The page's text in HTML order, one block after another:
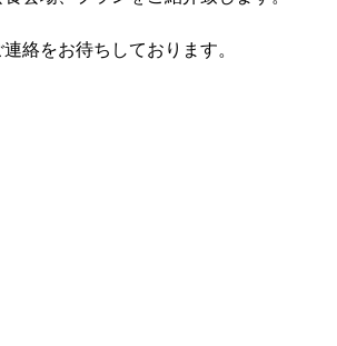
絡をお待ちしております。